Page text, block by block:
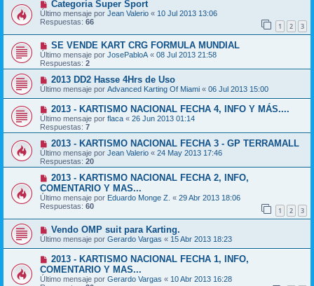
Categoria Super Sport
Último mensaje por Jean Valerio « 10 Jul 2013 13:06
Respuestas: 66 1 2 3
SE VENDE KART CRG FORMULA MUNDIAL
Último mensaje por JosePabloA « 08 Jul 2013 21:58
Respuestas: 2
2013 DD2 Hasse 4Hrs de Uso
Último mensaje por Advanced Karting Of Miami « 06 Jul 2013 15:00
2013 - KARTISMO NACIONAL FECHA 4, INFO Y MÁS....
Último mensaje por flaca « 26 Jun 2013 01:14
Respuestas: 7
2013 - KARTISMO NACIONAL FECHA 3 - GP TERRAMALL
Último mensaje por Jean Valerio « 24 May 2013 17:46
Respuestas: 20
2013 - KARTISMO NACIONAL FECHA 2, INFO,
COMENTARIO Y MAS...
Último mensaje por Eduardo Monge Z. « 29 Abr 2013 18:06
Respuestas: 60 1 2 3
Vendo OMP suit para Karting.
Último mensaje por Gerardo Vargas « 15 Abr 2013 18:23
2013 - KARTISMO NACIONAL FECHA 1, INFO,
COMENTARIO Y MAS...
Último mensaje por Gerardo Vargas « 10 Abr 2013 16:28